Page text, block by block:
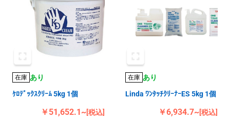
在庫 あり
ｹﾛﾃﾞｯｸｽｸﾘｰﾑ 5kg 1個
￥51,652.1~[税込]
在庫 あり
Linda ﾜﾝﾀｯﾁｸﾘｰﾅｰES 5kg 1個
￥6,934.7~[税込]